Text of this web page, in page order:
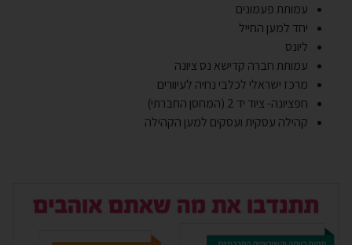
עמותת פעמונים
יחד למען החייל
ליונס
עמותת חברה קדישא נס ציונה
מרכז ישראלי לכלבי נחיה לעיוורים
חפציונה- ציוד יד 2 (המחסן החברתי)
קהילה עסקית ועסקים למען הקהילה